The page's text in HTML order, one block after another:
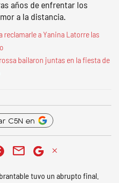
años de enfrentar los
a la distancia.
reclamarle a Yanina Latorre las
bailaron juntas en la fiesta de
C5N en